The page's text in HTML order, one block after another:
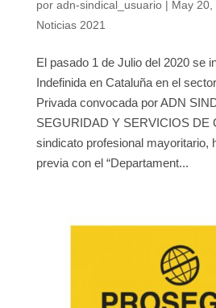
por adn-sindical_usuario| May 20,
Noticias 2021
El pasado 1 de Julio del 2020 se
Indefinida en Cataluña en el
Privada convocada por ADN
SEGURIDAD Y SERVICIOS DE
sindicato profesional mayoritario,
previa con el “Departament...